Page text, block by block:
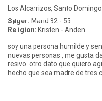
Los Alcarrizos, Santo
Søger: Mand 32 - 55
Religion: Kristen - Anden
soy una persona humilde y
nuevas personas , me gusta
resivo. otro dato que quiero agregar soy madre de tres pero el
hecho que sea madre de tres